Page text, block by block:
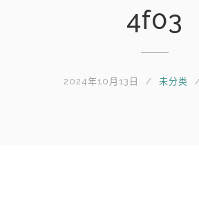
4f03
2024年10月13日 未分类